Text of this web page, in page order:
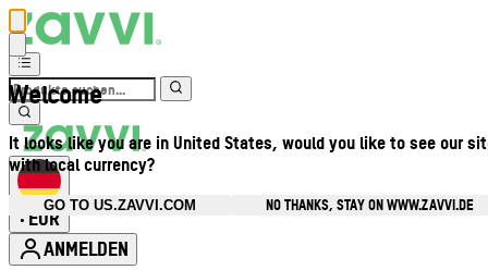
Welcome
It looks like you are in United States, would you like to see our
with local currency?
GO TO US.ZAVVI.COM
NO THANKS, STAY ON WWW.ZAVVI.DE
• EUR
ANMELDEN